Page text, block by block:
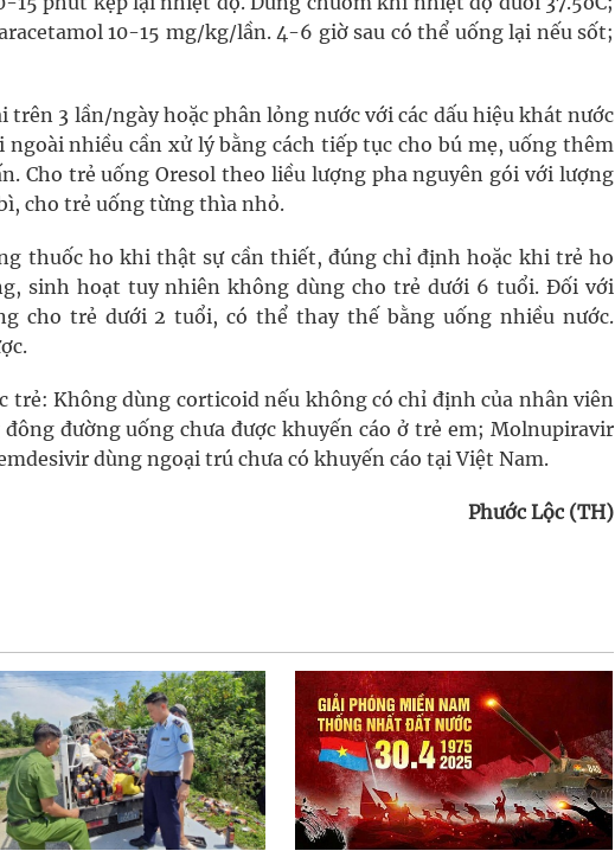
10-15 mg/kg/lần. 4-6 giờ sau có thể uống lại nếu sốt;
3 lần/ngày hoặc phân lỏng nước với các dấu hiệu khát nước
nhiều cần xử lý bằng cách tiếp tục cho bú mẹ, uống thêm
Cho trẻ uống Oresol theo liều lượng pha nguyên gói với lượng
cho trẻ uống từng thìa nhỏ.
thuốc ho khi thật sự cần thiết, đúng chỉ định hoặc khi trẻ ho
sinh hoạt tuy nhiên không dùng cho trẻ dưới 6 tuổi. Đối với
cho trẻ dưới 2 tuổi, có thể thay thế bằng uống nhiều nước.
trẻ: Không dùng corticoid nếu không có chỉ định của nhân viên
đường uống chưa được khuyến cáo ở trẻ em; Molnupiravir
dùng ngoại trú chưa có khuyến cáo tại Việt Nam.
Phước Lộc (TH)